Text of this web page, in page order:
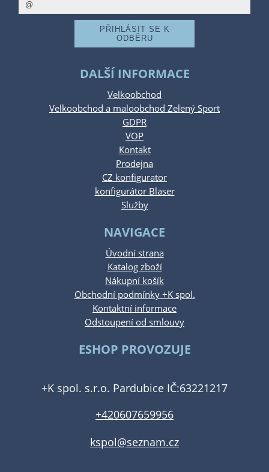
DALŠÍ INFORMACE
Velkoobchod
Velkoobchod a maloobchod Zelený Sport
GDPR
VOP
Kontakt
Prodejna
CZ konfigurator
konfigurátor Blaser
Služby
NAVIGACE
Úvodní strana
Katalog zboží
Nákupní košík
Obchodní podmínky +K spol.
Kontaktní informace
Odstoupení od smlouvy
ESHOP PROVOZUJE
+K spol. s.r.o. Pardubice IČ:63221217
+420607659956
kspol@seznam.cz